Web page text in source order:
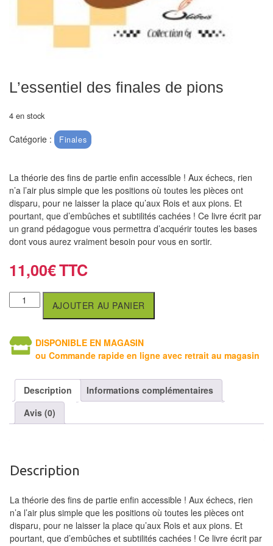
aveugles
Logiciels
d'échecs
en
anglais
Livres
en
Tables
Accessoires
Jeux
de
Jeux
de
Collectionner
(TCG)
Les
Classiques
L’essentiel des finales de pions
4 en stock
Catégorie : Finales
La théorie des fins de partie enfin accessible ! Aux échecs, rien
n’a l’air plus simple que les positions où toutes les pièces ont
disparu, pour ne laisser la place qu’aux Rois et aux pions. Et
pourtant, que d’embûches et subtilités cachées ! Ce livre écrit par
un grand pédagogue vous permettra d’acquérir toutes les bases
dont vous aurez vraiment besoin pour vous en sortir.
11,00€
AJOUTER AU PANIER
DISPONIBLE EN MAGASIN
ou Commande rapide en ligne avec retrait au magasin
Description
Informations complémentaires
Avis (0)
Description
La théorie des fins de partie enfin accessible ! Aux échecs, rien
n’a l’air plus simple que les positions où toutes les pièces ont
disparu, pour ne laisser la place qu’aux Rois et aux pions. Et
pourtant, que d’embûches et subtilités cachées ! Ce livre écrit par